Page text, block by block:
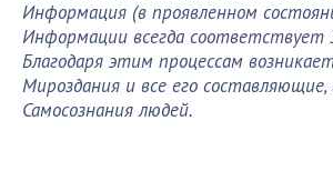
Информация (в проявленном
Информации всегда соответствует
Благодаря этим процессам
Мироздания и все его составляющие,
Самосознания людей.